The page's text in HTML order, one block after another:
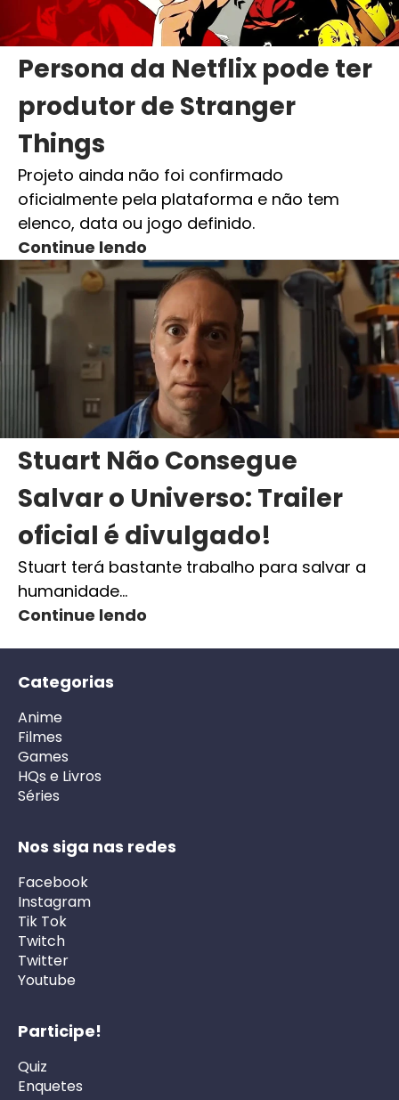
Persona da Netflix pode ter
produtor de Stranger
Things
Projeto ainda não foi confirmado
oficialmente pela plataforma e não tem
elenco, data ou jogo definido.
Continue lendo
Stuart Não Consegue
Salvar o Universo: Trailer
oficial é divulgado!
Stuart terá bastante trabalho para salvar a
humanidade…
Continue lendo
Categorias
Anime
Filmes
Games
HQs e Livros
Séries
Nos siga nas redes
Facebook
Instagram
Tik Tok
Twitch
Twitter
Youtube
Participe!
Quiz
Enquetes